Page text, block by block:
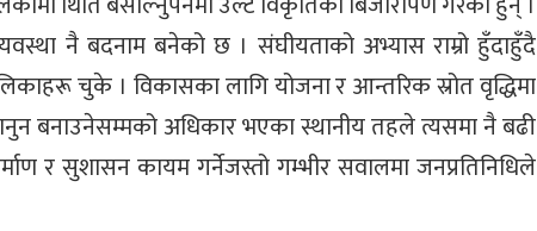
नै बदनाम बनेको छ । संघीयताको अभ्यास राम्रो हुँदाहुँदै
चुके । विकासका लागि योजना र आन्तरिक स्रोत वृद्धिमा
बनाउनेसम्मको अधिकार भएका स्थानीय तहले त्यसमा नै बढी
र सुशासन कायम गर्नेजस्तो गम्भीर सवालमा जनप्रतिनिधिले